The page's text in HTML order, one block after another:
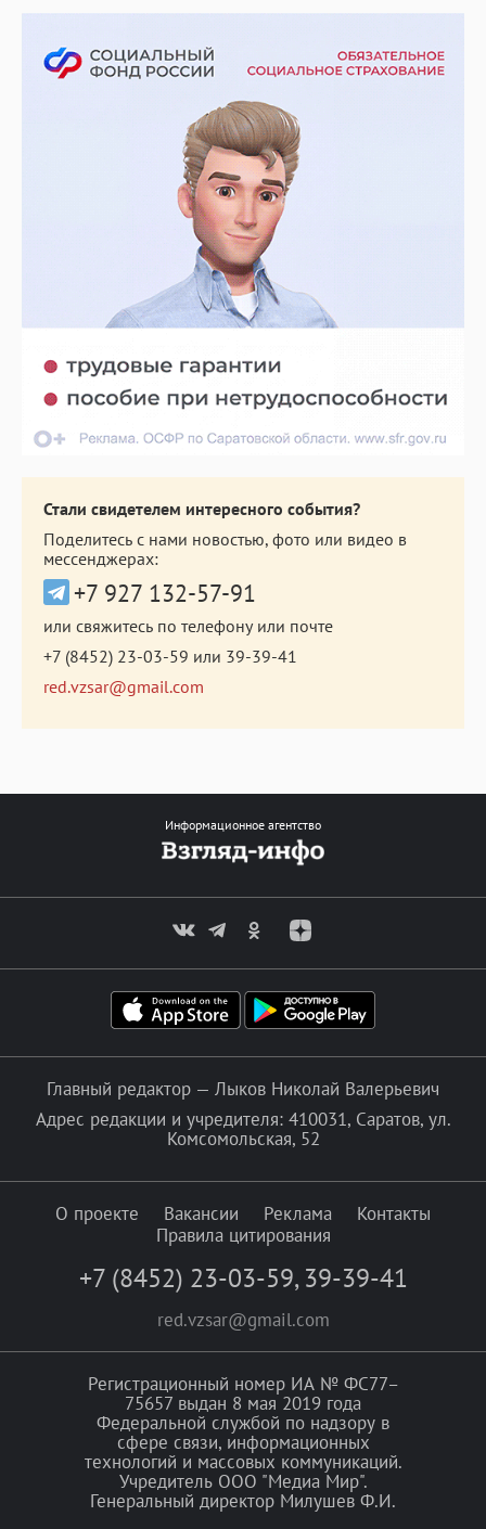
Стали свидетелем интересного события?
Поделитесь с нами новостью, фото или видео в
мессенджерах:
+7 927 132-57-91
или свяжитесь по телефону или почте
+7 (8452) 23-03-59 или 39-39-41
red.vzsar@gmail.com
Информационное агентство
Главный редактор — Лыков Николай Валерьевич
Адрес редакции и учредителя: 410031, Саратов, ул.
Комсомольская, 52
О проекте Вакансии Реклама
Контакты
Правила цитирования
+7 (8452) 23-03-59, 39-39-41
red.vzsar@gmail.com
Регистрационный номер ИА № ФС77–
75657 выдан 8 мая 2019 года
Федеральной службой по надзору в
сфере связи, информационных
технологий и массовых коммуникаций.
Учредитель ООО "Медиа Мир".
Генеральный директор Милушев Ф.И.